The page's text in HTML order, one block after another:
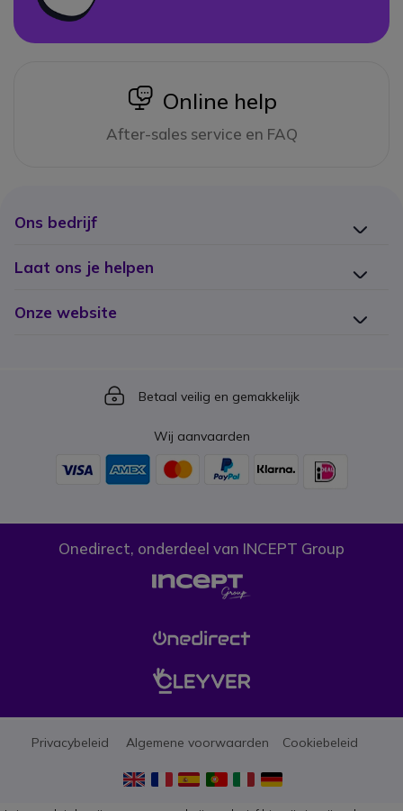
icon
Online help
After-sales service en FAQ
Ons bedrijf
Laat ons je helpen
Onze website
Icon
Betaal veilig en gemakkelijk
Wij aanvaarden
Onedirect, onderdeel van INCEPT Group
Privacybeleid Algemene voorwaarden Cookiebeleid